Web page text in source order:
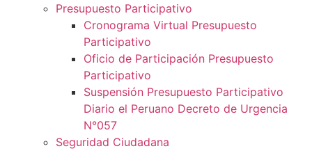
Presupuesto Participativo
Cronograma Virtual Presupuesto
Participativo
Oficio de Participación Presupuesto
Participativo
Suspensión Presupuesto Participativo
Diario el Peruano Decreto de Urgencia
N°057
Seguridad Ciudadana